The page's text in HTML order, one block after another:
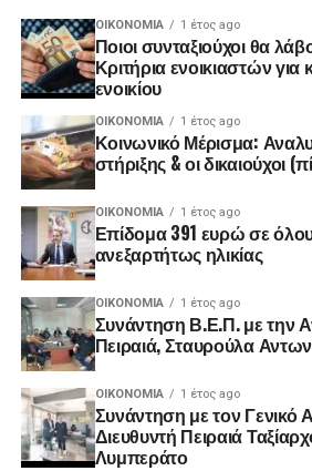
ΟΙΚΟΝΟΜΊΑ 1 έτος ago
Ποιοι συνταξιούχοι θα
Κριτήρια ενοικιαστών
ενοικίου
ΟΙΚΟΝΟΜΊΑ 1 έτος ago
Κοινωνικό Μέρισμα:
στήριξης & οι δικαιούχοι
ΟΙΚΟΝΟΜΊΑ 1 έτος ago
Επίδομα 391 ευρώ σε
ανεξαρτήτως ηλικίας
ΟΙΚΟΝΟΜΊΑ 1 έτος ago
Συνάντηση Β.Ε.Π. με την
Πειραιά, Σταυρούλα
ΟΙΚΟΝΟΜΊΑ 1 έτος ago
Συνάντηση με τον Γενικό
Διευθυντή Πειραιά
Λυμπεράτο